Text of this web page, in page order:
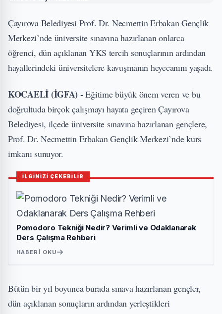
Çayırova Belediyesi Prof. Dr. Necmettin Erbakan Gençlik
Merkezi’nde üniversite sınavına hazırlanan onlarca
öğrenci, dün açıklanan YKS tercih sonuçlarının ardından
hayallerindeki üniversitelere kavuşmanın heyecanını yaşadı.
KOCAELİ (İGFA) -Eğitime büyük önem veren ve bu
doğrultuda birçok çalışmayı hayata geçiren Çayırova
Belediyesi, ilçede üniversite sınavına hazırlanan gençlere,
Prof. Dr. Necmettin Erbakan Gençlik Merkezi’nde kurs
imkanı sunuyor.
İLGİNİZİ ÇEKEBİLİR
Pomodoro Tekniği Nedir? Verimli ve Odaklanarak
Ders Çalışma Rehberi
HABERI OKU
Bütün bir yıl boyunca burada sınava hazırlanan gençler,
dün açıklanan sonuçların ardından yerleştikleri